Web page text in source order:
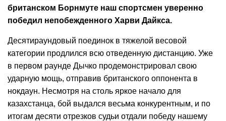
британском Борнмуте наш спортсмен уверенно
победил непобежденного Харви Дайкса.
Десятираундовый поединок в тяжелой весовой
категории продлился всю отведенную дистанцию. Уже
в первом раунде Дычко продемонстрировал свою
ударную мощь, отправив британского оппонента в
нокдаун. Несмотря на столь яркое начало для
казахстанца, бой выдался весьма конкурентным, и по
итогам десяти отрезков судьи отдали победу нашему